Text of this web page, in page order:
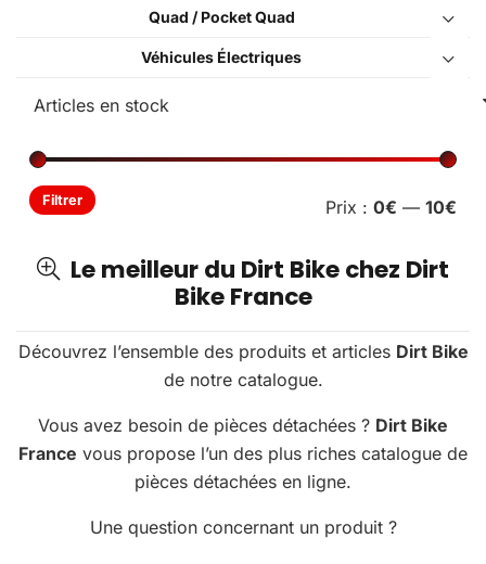
Quad / Pocket Quad
Véhicules Électriques
Filtrer Prix : 0€ — 10€
Le meilleur du Dirt Bike chez Dirt
Bike France
Découvrez l’ensemble des produits et articles Dirt Bike
de notre catalogue.
Vous avez besoin de pièces détachées ? Dirt Bike
France vous propose l’un des plus riches catalogue de
pièces détachées en ligne.
Une question concernant un produit ?